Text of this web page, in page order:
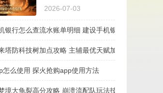
极限地图宝箱路线
详解
2026-07-03
银行怎么查流水账单明细 建设手机银行查看账单明
塔防科技树加点攻略 主辅最优天赋加点路线
怎么使用 探火抢购app使用方法
境大龟裂高分攻略 崩溃流配队玩法技巧